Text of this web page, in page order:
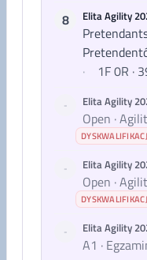
8 Elita Agility
·
1F 0R ·
- Elita Agility
Open ·
- Elita Agility
Open ·
- Elita Agility
A1 ·